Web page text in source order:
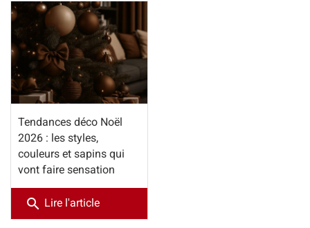
Tendances déco Noël
2026 : les styles,
couleurs et sapins qui
vont faire sensation
search Lire l'article